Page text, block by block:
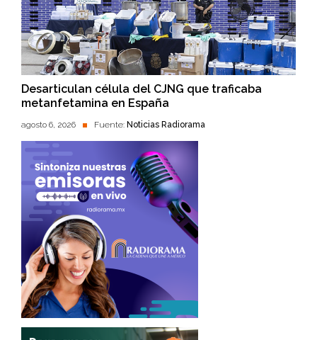
Desarticulan célula del CJNG que traficaba
metanfetamina en España
agosto 6, 2026 Fuente: Noticias Radiorama